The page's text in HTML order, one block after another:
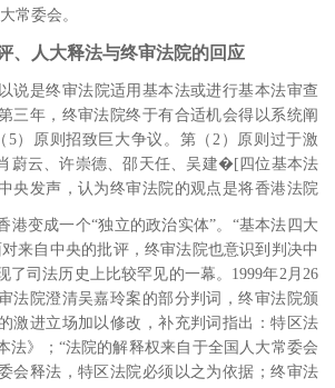
常委会。
、人大释法与终审法院的回应
说是终审法院适用基本法或进行基本法审查
三年，终审法院终于有合适机会得以系统阐
5）原则招致巨大争议。第（ 2 ）原则过于激
蔚云、许崇德、邵天任、吴建�[四位基本法
央发声，认为终审法院的观点是将香港法院
港变成一个“独立的政治实体”。 “基本法四大
来自中央的批评，终审法院也意识到判决中
了司法历史上比较罕见的一幕。 1999年2 月 26
法院澄清吴嘉玲案的部分判词，终审法院颁
激进立场加以修改，补充判词指出：特区法
法》；“法院的解释权来自于全国人大常委会
会释法，特区法院必须以之为依据；终审法